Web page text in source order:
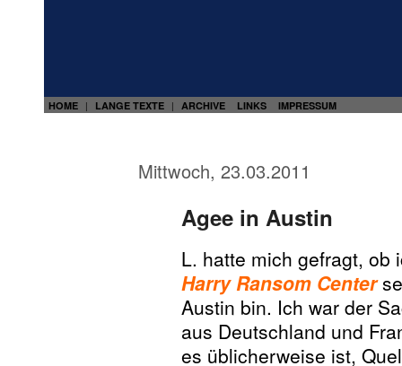
HOME | LANGE TEXTE | ARCHIVE LINKS IMPRESSUM
Mittwoch, 23.03.2011
Agee in Austin
L. hatte mich gefragt, ob
Harry Ransom Center
Austin bin. Ich war der
aus Deutschland und
es üblicherweise ist,